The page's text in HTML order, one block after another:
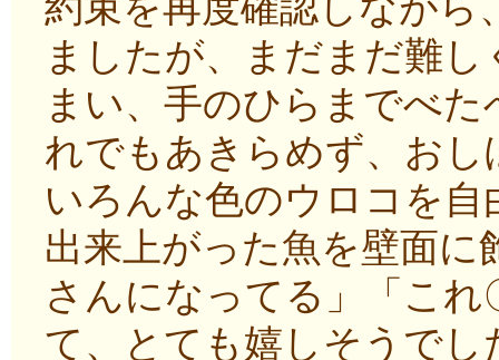
ましたが、まだまだ難
まい、手のひらまでべ
れでもあきらめず、お
いろんな色のウロコを
出来上がった魚を壁面
さんになってる」「こ
て、とても嬉しそうで